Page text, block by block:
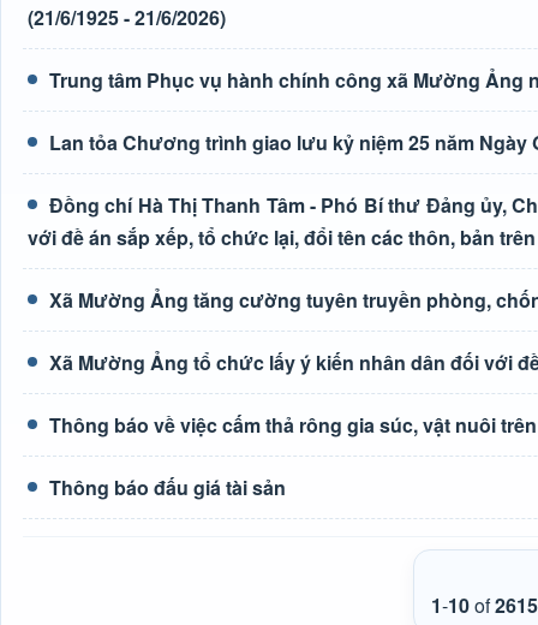
(21/6/1925 - 21/6/2026)
Trung tâm Phục vụ hành chính công xã Mường Ảng
Lan tỏa Chương trình giao lưu kỷ niệm 25 năm Ngày
Đồng chí Hà Thị Thanh Tâm - Phó Bí thư Đảng ủy,
với đề án sắp xếp, tổ chức lại, đổi tên các thôn, bản
Xã Mường Ảng tăng cường tuyên truyền phòng,
Xã Mường Ảng tổ chức lấy ý kiến nhân dân đối với
Thông báo về việc cấm thả rông gia súc, vật nuôi
Thông báo đấu giá tài sản
1-10of2615